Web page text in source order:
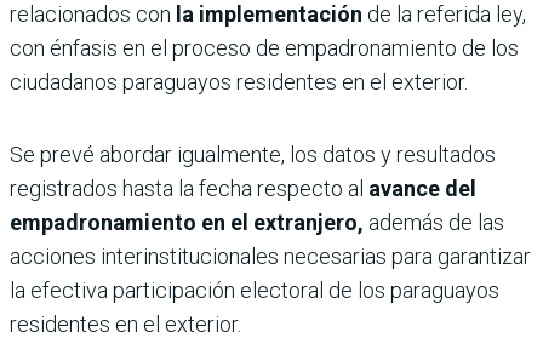
relacionados con la implementación de la referida ley,
con énfasis en el proceso de empadronamiento de los
ciudadanos paraguayos residentes en el exterior.
Se prevé abordar igualmente, los datos y resultados
registrados hasta la fecha respecto al avance del
empadronamiento en el extranjero, además de las
acciones interinstitucionales necesarias para garantizar
la efectiva participación electoral de los paraguayos
residentes en el exterior.